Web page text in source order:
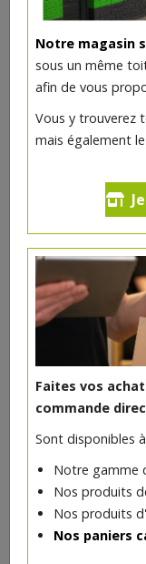
Notre magasin
sous un même
afin de vous
Vous y trouverez
mais également
Faites vos
commande
Sont disponibles
Notre gamme
Nos produits
Nos produits d'
Nos paniers
Baume à
certifié
même tout le
collant, ce baume
assécher.
Fabriqué en France
Réception